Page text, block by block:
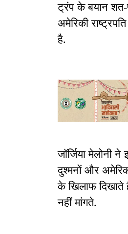
ट्रंप के बयान शत-
अमेरिकी
है.
जॉर्जिया मेलोनी
दुश्मनों और
के खिलाफ दिखाते
नहीं मांगते.